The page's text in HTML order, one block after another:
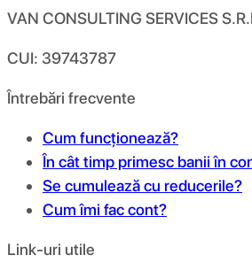
VAN CONSULTING SERVICES
CUI: 39743787
Întrebări frecvente
Cum funcționează?
În cât timp primesc banii în
Se cumulează cu reducerile?
Cum îmi fac cont?
Link-uri utile